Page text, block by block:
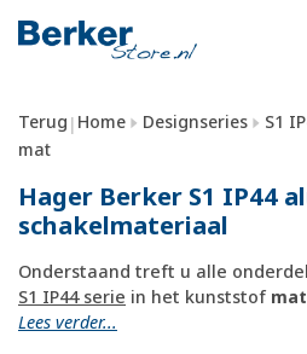
Terug | Home Designseries S1
mat
Hager Berker S1 IP44
schakelmateriaal
Onderstaand treft u alle
S1 IP44 serie in het kunststof
Lees verder...